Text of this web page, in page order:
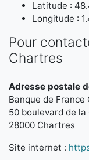
Latitude :
Longitude :
Pour
Chartres
Adresse postale
Banque de
50 boulevard de
28000 Chartres
Site internet :